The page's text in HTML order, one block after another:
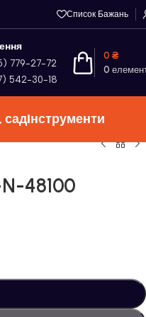
Список Бажань
779-27-72
542-30-18
0
0 ₴
садІнструменти
48100